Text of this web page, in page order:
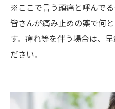
※ここで言う頭痛と呼んでる
皆さんが痛み止めの薬で何
す。痺れ等を伴う場合は、
ださい。